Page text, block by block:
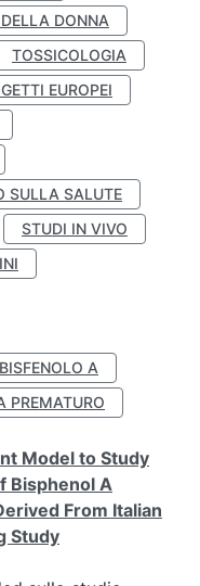
DONNA
TOSSICOLOGIA
EUROPEI
SULLA SALUTE
STUDI IN VIVO
BISFENOLO A
PREMATURO
Model to Study
Bisphenol A
From Italian
Study